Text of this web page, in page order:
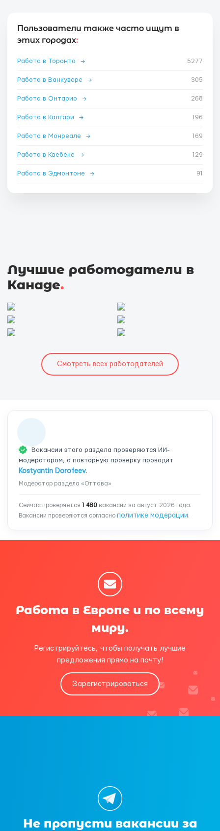
Пользователи также часто ищут в
этих городах:
Работа в Торонто → 5277
Работа в Ванкувере → 305
Работа в Онтарио → 268
Работа в Калгари → 196
Работа в Монреале → 169
Работа в Квебеке → 129
Работа в Эдмонтоне → 91
Лучшие работодатели в
Канаде.
Смотреть всех работодателей
Вакансии этого раздела проверяются ИИ-
модератором, а повторную проверку проводит
Kostyantin Dorofeev.
Модератор раздела «Оттава»
Сейчас проверяется 1 480 вакансий за август 2026 года.
Вакансии проверяются согласно политике модерации.
Работа в Европе и по всему
миру.
Регистрируйтесь, чтобы получать лучшие
предложения прямо на почту!
Зарегистрироваться
Не пропусти вакансии за